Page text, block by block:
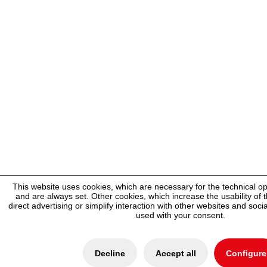
This website uses cookies, which are necessary for the technical
and are always set. Other cookies, which increase the usability of
direct advertising or simplify interaction with other websites and
used with your consent.
Decline Accept all Configure